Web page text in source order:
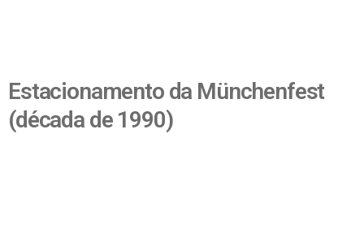
Estacionamento da Münchenfest
(década de 1990)